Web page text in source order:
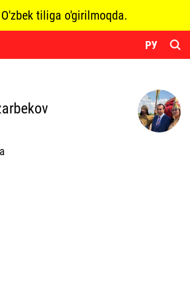
tiliga o'girilmoqda.
РУ